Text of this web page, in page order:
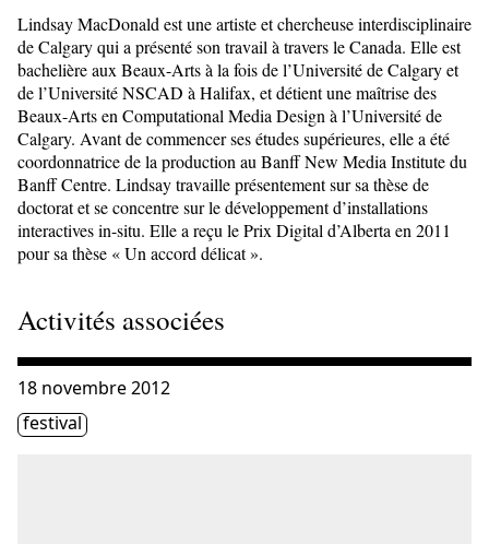
Lindsay MacDonald est une artiste et chercheuse interdisciplinaire
de Calgary qui a présenté son travail à travers le Canada. Elle est
bachelière aux Beaux-Arts à la fois de l’Université de Calgary et
de l’Université NSCAD à Halifax, et détient une maîtrise des
Beaux-Arts en Computational Media Design à l’Université de
Calgary. Avant de commencer ses études supérieures, elle a été
coordonnatrice de la production au Banff New Media Institute du
Banff Centre. Lindsay travaille présentement sur sa thèse de
doctorat et se concentre sur le développement d’installations
interactives in-situ. Elle a reçu le Prix Digital d’Alberta en 2011
pour sa thèse « Un accord délicat ».
Activités associées
Consulter « Les HTMlles 10 | AFFAIRES À RISQUES –
18 novembre 2012
Étiquette(s)
festival